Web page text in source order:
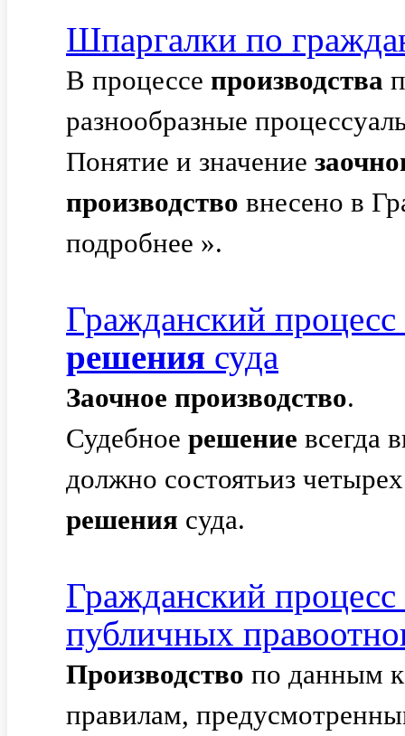
Шпаргалки по
В процессе производства
разнообразные
Понятие и значение
производство внесено в
подробнее ».
Гражданский
решения суда
Заочное производство.
Судебное решение всегда
должно состоятьиз
решения суда.
Гражданский
публичных
Производство по данным
правилам,